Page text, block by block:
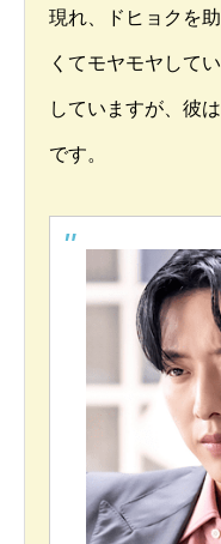
現れ、ドヒョクを
くてモヤモヤして
していますが、彼
です。